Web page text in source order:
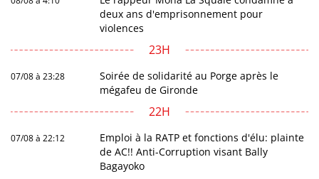
deux ans d'emprisonnement pour
violences
23H
07/08 à 23:28
Soirée de solidarité au Porge après le
mégafeu de Gironde
22H
07/08 à 22:12
Emploi à la RATP et fonctions d'élu: plainte
de AC!! Anti-Corruption visant Bally
Bagayoko